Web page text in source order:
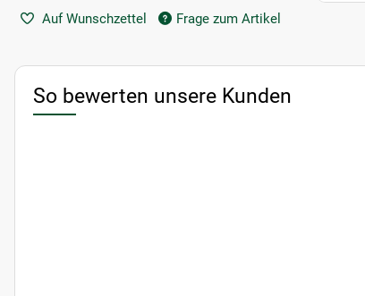
Auf Wunschzettel Frage zum Artikel
So bewerten unsere Kunden